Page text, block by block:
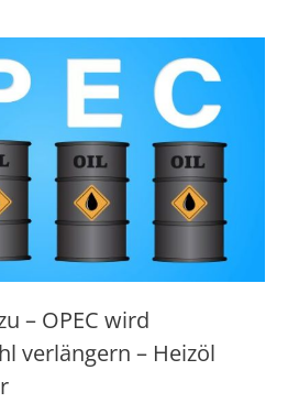
– OPEC wird
verlängern – Heizöl